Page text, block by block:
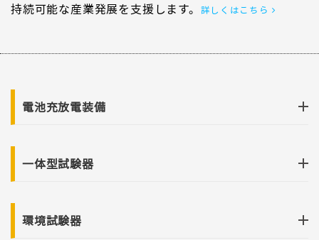
持続可能な産業発展を支援します。
詳しくはこちら
電池充放電装備
一体型試験器
環境試験器